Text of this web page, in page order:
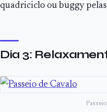
quadriciclo ou buggy
Dia 3: